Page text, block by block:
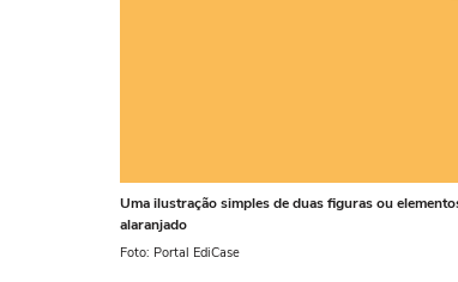
Uma ilustração simples de duas figuras ou
alaranjado
Foto: Portal EdiCase